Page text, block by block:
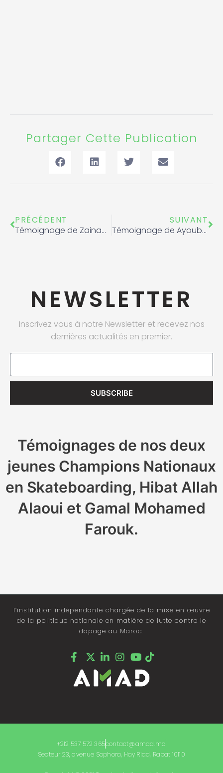
Partager Cette Publication
Précédent
PRÉCÉDENT
Témoignage de Zainab Jabbour, membre de l’Equipe Nationale de l’Aviron
SUIVANT
Témoignage de Ayoub Bassel, Champion d’Afrique en Taekwondo.
NEWSLETTER
Inscrivez vous à notre Newsletter et recevez nos
dernières actualités en premier.
Email
SUBSCRIBE
Témoignages de nos deux
jeunes Champions Nationaux
en Skateboarding, Hibat Allah
Alaoui et Gamal Mohamed
Farouk.
l’institution indépendante chargée de la mise en œuvre
de la politique nationale en matière de lutte contre le
dopage au Maroc.
+212 537 572 365contact@amad.ma
Secteur 23, avenue Sophora, Hay Riad, Rabat 10110